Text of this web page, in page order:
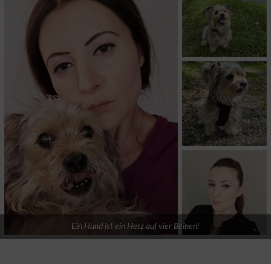
Ein Hund ist ein Herz auf vier Beinen!